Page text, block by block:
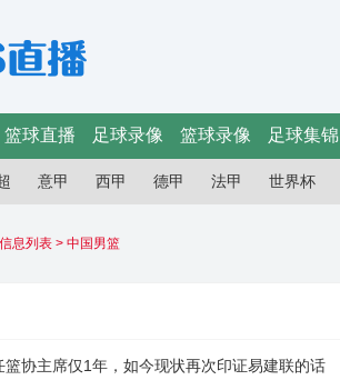
篮球直播 足球录像 篮球录像 足球集锦
意甲 西甲 德甲 法甲 世界杯
息列表 > 中国男篮
协主席仅1年，如今现状再次印证易建联的话